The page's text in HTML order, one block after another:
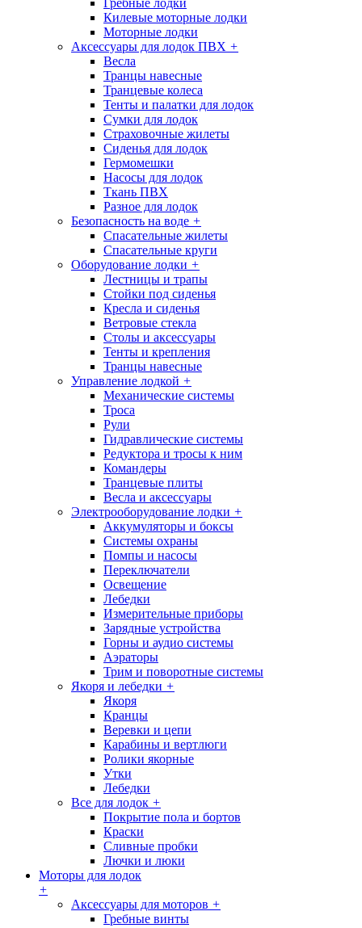
Гребные лодки
Килевые моторные лодки
Моторные лодки
Аксессуары для лодок ПВХ +
Весла
Транцы навесные
Транцевые колеса
Тенты и палатки для лодок
Сумки для лодок
Страховочные жилеты
Сиденья для лодок
Гермомешки
Насосы для лодок
Ткань ПВХ
Разное для лодок
Безопасность на воде +
Спасательные жилеты
Спасательные круги
Оборудование лодки +
Лестницы и трапы
Стойки под сиденья
Кресла и сиденья
Ветровые стекла
Столы и аксессуары
Тенты и крепления
Транцы навесные
Управление лодкой +
Механические системы
Троса
Рули
Гидравлические системы
Редуктора и тросы к ним
Командеры
Транцевые плиты
Весла и аксессуары
Электрооборудование лодки +
Аккумуляторы и боксы
Системы охраны
Помпы и насосы
Переключатели
Освещение
Лебедки
Измерительные приборы
Зарядные устройства
Горны и аудио системы
Аэраторы
Трим и поворотные системы
Якоря и лебедки +
Якоря
Кранцы
Веревки и цепи
Карабины и вертлюги
Ролики якорные
Утки
Лебедки
Все для лодок +
Покрытие пола и бортов
Краски
Сливные пробки
Лючки и люки
Моторы для лодок
+
Аксессуары для моторов +
Гребные винты